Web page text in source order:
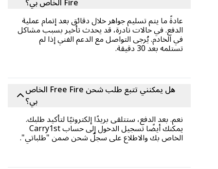
عادةً ما يتم تسليم جواهر خلال دقائق بعد إتمام عملية
الدفع. في حالات نادرة، قد يحدث تأخير بسبب مشاكل
في الخادم. يُرجى التواصل مع الدعم الفني إذا لم
تستلمه بعد 30 دقيقة.
هل يمكنني تتبع طلب شحن Free Fire الخاص
نعم. بعد الدفع، ستتلقى بريدًا إلكترونيًا لتأكيد طلبك.
يمكنك أيضًا تسجيل الدخول إلى حساب Carry1st
الخاص بك والاطلاع على سجلّ شحن ضمن "طلباتي".